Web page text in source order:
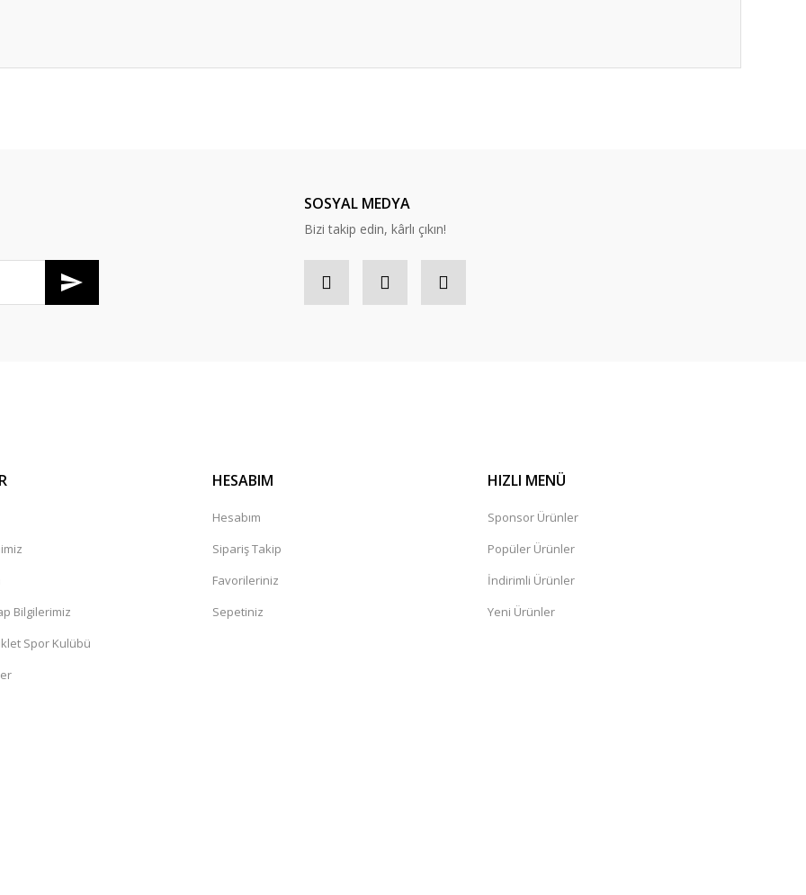
SOSYAL MEDYA
Bizi takip edin, kârlı çıkın!
Bilgilerimiz
Spor Kulübü
HESABIM
Hesabım
Sipariş Takip
Favorileriniz
Sepetiniz
HIZLI MENÜ
Sponsor Ürünler
Popüler Ürünler
İndirimli Ürünler
Yeni Ürünler